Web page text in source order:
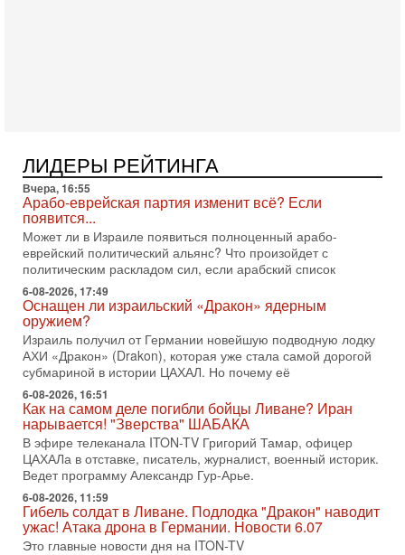
02/08/2026
Президент США Дональд Трамп сегодня заявил об отмене
подготовленного удара по Ирану после обращений
Тегерана и других стран региона. По его словам,
1-08-2026, 17:50
«Русский голос» Израиля: кто заберет его на этот
раз?
Голоса русскоязычных репатриантов не раз кардинально
меняли политический ландшафт Израиля. Достаточно
вспомнить взлет партии «Исраэль ба-алия», когда
31-07-2026, 17:00
Тайны закрытых дверей: о чём на самом деле
молчат Трамп и Нетаньяху?
Недавний визит премьер-министра Израиля Биньямина
Нетаньяху в США и его встреча с Дональдом Трампом
оставили больше вопросов, чем ответов. Полная
31-07-2026, 15:18
Иран готовит покушение на Нетаниягу! Трамп не
хочет эскалации, но КСИР готовит взрыв!
В эфире телеканала ITON-TV СЕРГЕЙ МИГДАЛЬ, эксперт
по вопросам безопасности, офицер запаса
Международного управления полиции Израиля, автор
ЛИДЕРЫ РЕЙТИНГА
Вчера, 16:55
Арабо-еврейская партия изменит всё? Если
появится...
Может ли в Израиле появиться полноценный арабо-
еврейский политический альянс? Что произойдет с
политическим раскладом сил, если арабский список
6-08-2026, 17:49
Оснащен ли израильский «Дракон» ядерным
оружием?
Израиль получил от Германии новейшую подводную лодку
АХИ «Дракон» (Drakon), которая уже стала самой дорогой
субмариной в истории ЦАХАЛ. Но почему её
6-08-2026, 16:51
Как на самом деле погибли бойцы Ливане? Иран
нарывается! "Зверства" ШАБАКА
В эфире телеканала ITON-TV Григорий Тамар, офицер
ЦАХАЛа в отставке, писатель, журналист, военный историк.
Ведет программу Александр Гур-Арье.
6-08-2026, 11:59
Гибель солдат в Ливане. Подлодка "Дракон" наводит
ужас! Атака дрона в Германии. Новости 6.07
Это главные новости дня на ITON-TV